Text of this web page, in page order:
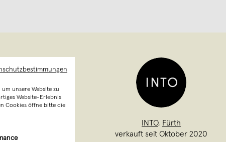
INTO, Fürth
verkauft seit Oktober 2020
unsere Website zu
Website-Erlebnis
Cookies öffne bitte die